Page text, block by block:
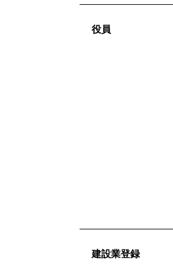
役員
建設業登録